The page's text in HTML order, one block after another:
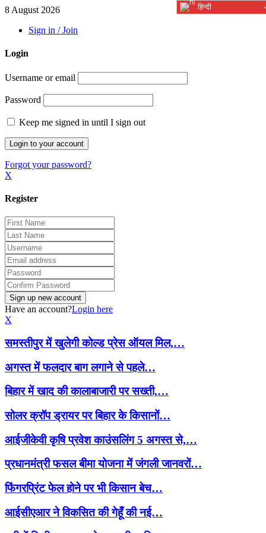
8 August 2026
Sign in / Join
Login
Username or email
Password
Keep me signed in until I sign out
Forgot your password?
X
Register
Have an account?Login here
X
समस्तीपुर में खुलेगी कोल्ड प्रेस ऑयल मिल,…
अगस्त में फलदार बाग लगाने से पहले…
बिहार में खाद की कालाबाजारी पर सख्ती,…
सोलर क्रॉप ड्रायर पर बिहार के किसानों…
आईजीकेवी कृषि प्रवेश काउंसलिंग 5 अगस्त से,…
प्रधानमंत्री फसल बीमा योजना में जंगली जानवरों…
फिंगरप्रिंट फेल होने पर भी किसान बेच…
आईसीएआर ने विकसित की गेहूँ की नई…
हिन्दी